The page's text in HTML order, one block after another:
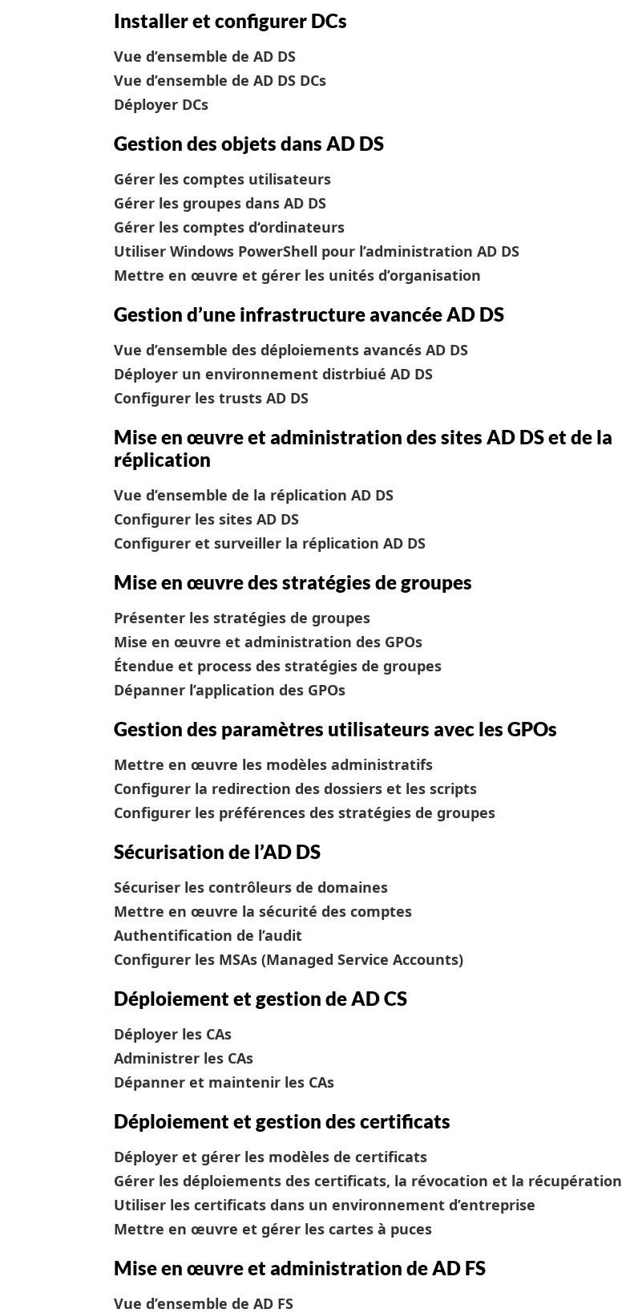
Installer et configurer DCs
Vue d’ensemble de AD DS
Vue d’ensemble de AD DS DCs
Déployer DCs
Gestion des objets dans AD DS
Gérer les comptes utilisateurs
Gérer les groupes dans AD DS
Gérer les comptes d‘ordinateurs
Utiliser Windows PowerShell pour l’administration AD DS
Mettre en œuvre et gérer les unités d’organisation
Gestion d’une infrastructure avancée AD DS
Vue d’ensemble des déploiements avancés AD DS
Déployer un environnement distrbiué AD DS
Configurer les trusts AD DS
Mise en œuvre et administration des sites AD DS et de la
réplication
Vue d’ensemble de la réplication AD DS
Configurer les sites AD DS
Configurer et surveiller la réplication AD DS
Mise en œuvre des stratégies de groupes
Présenter les stratégies de groupes
Mise en œuvre et administration des GPOs
Étendue et process des stratégies de groupes
Dépanner l’application des GPOs
Gestion des paramètres utilisateurs avec les GPOs
Mettre en œuvre les modèles administratifs
Configurer la redirection des dossiers et les scripts
Configurer les préférences des stratégies de groupes
Sécurisation de l’AD DS
Sécuriser les contrôleurs de domaines
Mettre en œuvre la sécurité des comptes
Authentification de l’audit
Configurer les MSAs (Managed Service Accounts)
Déploiement et gestion de AD CS
Déployer les CAs
Administrer les CAs
Dépanner et maintenir les CAs
Déploiement et gestion des certificats
Déployer et gérer les modèles de certificats
Gérer les déploiements des certificats, la révocation et la récupération
Utiliser les certificats dans un environnement d’entreprise
Mettre en œuvre et gérer les cartes à puces
Mise en œuvre et administration de AD FS
Vue d’ensemble de AD FS